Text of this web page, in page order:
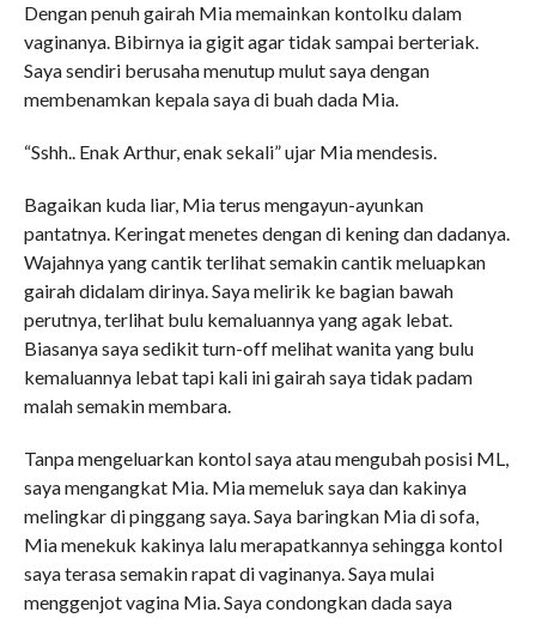
Dengan penuh gairah Mia memainkan kontolku dalam
vaginanya. Bibirnya ia gigit agar tidak sampai berteriak.
Saya sendiri berusaha menutup mulut saya dengan
membenamkan kepala saya di buah dada Mia.
“Sshh.. Enak Arthur, enak sekali” ujar Mia mendesis.
Bagaikan kuda liar, Mia terus mengayun-ayunkan
pantatnya. Keringat menetes dengan di kening dan dadanya.
Wajahnya yang cantik terlihat semakin cantik meluapkan
gairah didalam dirinya. Saya melirik ke bagian bawah
perutnya, terlihat bulu kemaluannya yang agak lebat.
Biasanya saya sedikit turn-off melihat wanita yang bulu
kemaluannya lebat tapi kali ini gairah saya tidak padam
malah semakin membara.
Tanpa mengeluarkan kontol saya atau mengubah posisi ML,
saya mengangkat Mia. Mia memeluk saya dan kakinya
melingkar di pinggang saya. Saya baringkan Mia di sofa,
Mia menekuk kakinya lalu merapatkannya sehingga kontol
saya terasa semakin rapat di vaginanya. Saya mulai
menggenjot vagina Mia. Saya condongkan dada saya